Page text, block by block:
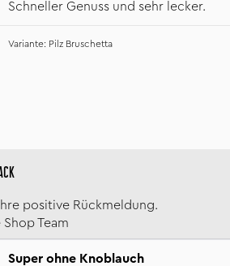
Schneller Genuss und sehr lecker.
positive Rückmeldung.
Team
Pilz Bruschetta
Super ohne Knoblauch